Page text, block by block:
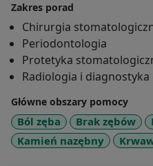
Zakres porad
Chirurgia
Periodontologia
Protetyka
Radiologia i
Główne obszary pomocy
Ból zęba Brak zębów
Kamień nazębny